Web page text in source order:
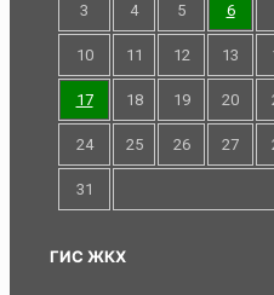
3 4 5 6
10 11 12 13
17 18 19 20
24 25 26 27
31
ГИС ЖКХ